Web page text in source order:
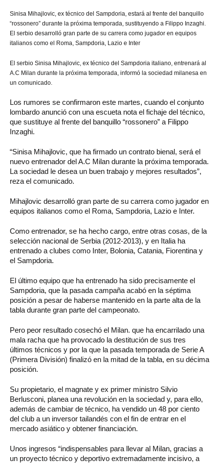
Sinisa Mihajlovic, ex técnico del Sampdoria, estará al frente del banquillo
“rossonero” durante la próxima temporada, sustituyendo a Filippo Inzaghi.
El serbio desarrolló gran parte de su carrera como jugador en equipos
italianos como el Roma, Sampdoria, Lazio e Inter
El serbio Sinisa Mihajlovic, ex técnico del Sampdoria italiano, entrenará al
A.C Milan durante la próxima temporada, informó la sociedad milanesa en
un comunicado.
Los rumores se confirmaron este martes, cuando el conjunto
lombardo anunció con una escueta nota el fichaje del técnico,
que sustituye al frente del banquillo “rossonero” a Filippo
Inzaghi.
“Sinisa Mihajlovic, que ha firmado un contrato bienal, será el
nuevo entrenador del A.C Milan durante la próxima temporada.
La sociedad le desea un buen trabajo y mejores resultados”,
reza el comunicado.
Mihajlovic desarrolló gran parte de su carrera como jugador en
equipos italianos como el Roma, Sampdoria, Lazio e Inter.
Como entrenador, se ha hecho cargo, entre otras cosas, de la
selección nacional de Serbia (2012-2013), y en Italia ha
entrenado a clubes como Inter, Bolonia, Catania, Fiorentina y
el Sampdoria.
El último equipo que ha entrenado ha sido precisamente el
Sampdoria, que la pasada campaña acabó en la séptima
posición a pesar de haberse mantenido en la parte alta de la
tabla durante gran parte del campeonato.
Pero peor resultado cosechó el Milan. que ha encarrilado una
mala racha que ha provocado la destitución de sus tres
últimos técnicos y por la que la pasada temporada de Serie A
(Primera División) finalizó en la mitad de la tabla, en su décima
posición.
Su propietario, el magnate y ex primer ministro Silvio
Berlusconi, planea una revolución en la sociedad y, para ello,
además de cambiar de técnico, ha vendido un 48 por ciento
del club a un inversor tailandés con el fin de entrar en el
mercado asiático y obtener financiación.
Unos ingresos “indispensables para llevar al Milan, gracias a
un proyecto técnico y deportivo extremadamente incisivo, a